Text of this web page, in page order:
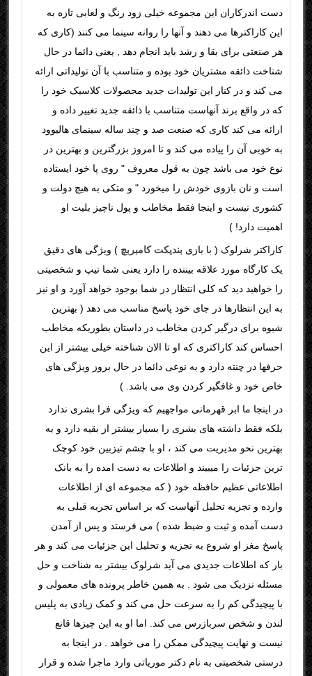
دست اندرکاران این مجموعه خیلی زود رنگ و لعابی تازه به
این کاراکترها می دهند و آنها را روانه سینما می کنند (کاری که
هر صنعتی برای بقا و رشد باید انجام دهد , یعنی دائما در حال
شناخت ذائقه مشتریان خود بوده و متناسب با آن تولیداتی ارائه
می کند و در کنار این تولیدات جدید محصولات کلاسیک خود را
که در واقع برند آنهاست متناسب با ذائقه جدید تغییر داده و
ارائه می کند کاری که صنعت صد و چند ساله سینمای هالیوود
به خوبی آن را پیاده می کند و تا امروز بزرگترین و بهترین در
نوع خود می باشد چون به قول معروف " روی پا خود ایستاده
است و نان بازوی خودش را میخورد " و متکی به هیچ دولت و
کشوری نیست و اینجا فقط مخاطب و پول ناچیز بلیت او
اهمیت دارد! )
کاراکتر شرلوک ( با بازیبندیکت کامبربچ ) ویژگی های دقیق
یک کارگاه مورد علاقه بیننده را دارد یعنی شما تیپ و شخصیتی
را خواهید دید که کلی انتظار در شما بوجود خواهد آورد و او نیز
به این انتظارها در جای خود پاسخ مناسب می دهد ( بهترین
شیوه برای درگیر کردن مخاطب در داستان بطوریکه مخاطب
احساس کند کاراکتری که او تا الان شناخته خیلی بیشتر از این
حرفها در چنته دارد و به نوعی دائما در حال بروز ویژگی های
خاص خود و غافگیر کردن وی می باشد( .
در اینجا ما ابر قهرمانی مواجهیم که ویژگی فرا بشری ندارد
بلکه فقط داشته های بشری را بسیار بیشتر از بقیه دارد و به
بهترین نحو مدیریت می کند ، او با چشم تیزبین خود کوچک
ترین جزئیات را میبیند و اطلاعات به دست امده را به بانک
اطلاعاتی عظیم حافظه خود ( که مجموعه ای از اطلاعات
وارده و تجزیه تحلیل آنهاست که بر اساس تجربه قبلی به
دست آمده و ثبت و ضبط شده ) می فرستد و پس از آمدن
پاسخ مغز او شروع به تجزیه و تحلیل این جزئیات می کند و هر
بار که اطلاعات جدیدی می آید شرلوک بیشتر به شناخت و حل
مسئله نزدیک می شود . به همین خاطر پرونده های معمولی و
با پیچیدگی کم را به سرعت حل می کند و کمک زیادی به پلیس
لندن و شخص سربازرس می کند. اما او به این چیزها قانع
نیست و نهایت پیچیدگی ممکن را می خواهد . در اینجا به
درستی شخصیتی به نام دکتر موریاتی وارد ماجرا شده و قرار